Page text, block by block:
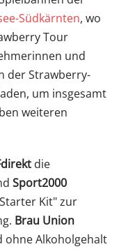
Südkärnten, wo
Tour
und
der Strawberry-
um insgesamt
weiteren
die
Sport2000
Kit" zur
Brau Union
ohne Alkoholgehalt